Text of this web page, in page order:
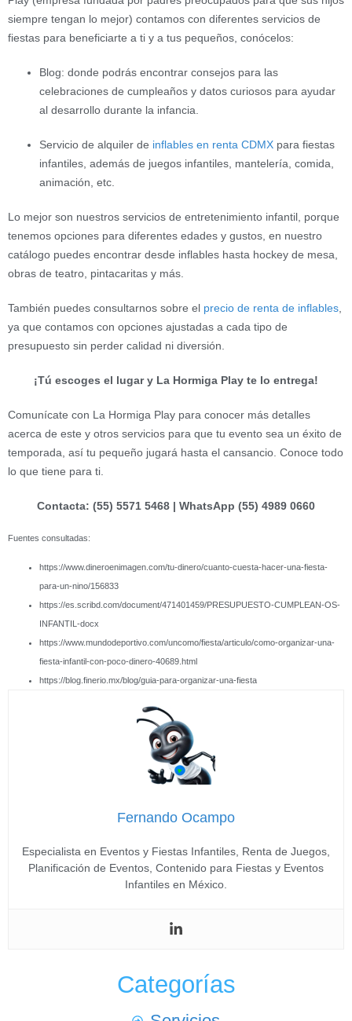
siempre tengan lo mejor) contamos con diferentes servicios de
fiestas para beneficiarte a ti y a tus pequeños, conócelos:
Blog: donde podrás encontrar consejos para las
celebraciones de cumpleaños y datos curiosos para ayudar
al desarrollo durante la infancia.
Servicio de alquiler de inflables en renta CDMX para fiestas
infantiles, además de juegos infantiles, mantelería, comida,
animación, etc.
Lo mejor son nuestros servicios de entretenimiento infantil, porque
tenemos opciones para diferentes edades y gustos, en nuestro
catálogo puedes encontrar desde inflables hasta hockey de mesa,
obras de teatro, pintacaritas y más.
También puedes consultarnos sobre el precio de renta de inflables
ya que contamos con opciones ajustadas a cada tipo de
presupuesto sin perder calidad ni diversión.
¡Tú escoges el lugar y La Hormiga Play te lo entrega!
Comunícate con La Hormiga Play para conocer más detalles
acerca de este y otros servicios para que tu evento sea un éxito de
temporada, así tu pequeño jugará hasta el cansancio. Conoce todo
lo que tiene para ti.
Contacta: (55) 5571 5468 | WhatsApp (55) 4989 0660
Fuentes consultadas:
https://www.dineroenimagen.com/tu-dinero/cuanto-cuesta-hacer-una-fiesta-
para-un-nino/156833
https://es.scribd.com/document/471401459/PRESUPUESTO-CUMPLEAN-OS-
INFANTIL-docx
https://www.mundodeportivo.com/uncomo/fiesta/articulo/como-organizar-una-
fiesta-infantil-con-poco-dinero-40689.html
https://blog.finerio.mx/blog/guia-para-organizar-una-fiesta
Fernando Ocampo
Especialista en Eventos y Fiestas Infantiles, Renta de Juegos,
Planificación de Eventos, Contenido para Fiestas y Eventos
Infantiles en México.
Categorías